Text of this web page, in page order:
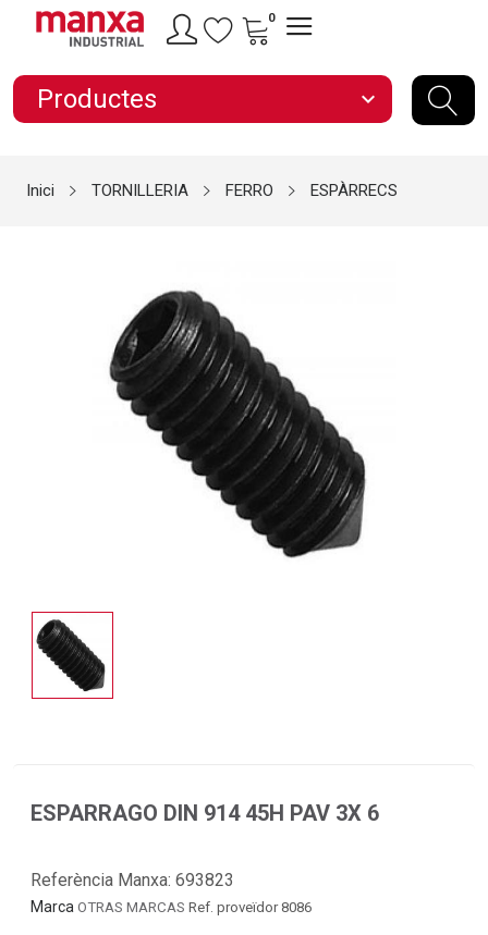
0
Productes expand_more
Inici TORNILLERIA FERRO ESPÀRRECS
ESPARRAGO DIN 914 45H PAV 3X 6
Referència Manxa: 693823
Marca OTRAS MARCAS Ref. proveïdor 8086